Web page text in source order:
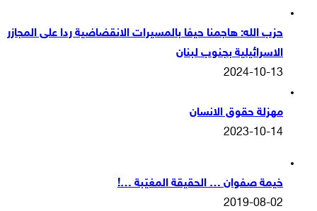
حزب الله: هاجمنا حيفا بالمسيرات الانقضاضية ردا على المجازر
الاسرائيلية بجنوب لبنان
2024-10-13
مهزلة حقوق الانسان
2023-10-14
خيمة صفوان … الحقيقة المغيّبة …!
2019-08-02